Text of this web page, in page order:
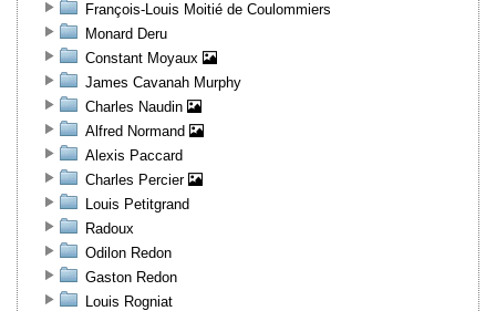
François-Louis Moitié de Coulommiers
Monard Deru
Constant Moyaux
James Cavanah Murphy
Charles Naudin
Alfred Normand
Alexis Paccard
Charles Percier
Louis Petitgrand
Radoux
Odilon Redon
Gaston Redon
Louis Rogniat